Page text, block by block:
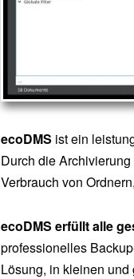
ecoDMS ist ein
Durch die
Verbrauch von
ecoDMS erfüllt alle
professionelles
Lösung, in kleinen